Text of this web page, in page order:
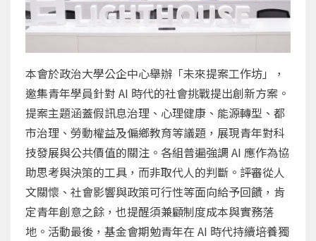
本會於政治大學公企中心舉辦「未來提案工作坊」，
邀集青年學員針對 AI 時代的社會挑戰提出創新方案。
提案主題涵蓋假訊息治理、心理健康、能源轉型、都
市治理、勞動權益及偏鄉教育等議題，展現青年對科
技發展與公共價值的關注。各組普遍強調 AI 應作為協
助思考與決策的工具，而非取代人的判斷。評審從人
文關懷、社會影響與政策可行性等面向給予回饋，肯
定青年創意之餘，也提醒須兼顧制度成本與實務落
地。活動最後，基金會期勉青年在 AI 時代持續培養獨